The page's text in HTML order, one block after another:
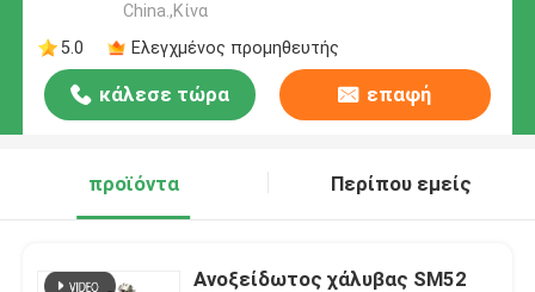
China.,Κίνα
5.0
Ελεγχμένος προμηθευτής
κάλεσε τώρα επαφή
προϊόντα Περίπου εμείς
Ανοξείδωτος χάλυβας SM52